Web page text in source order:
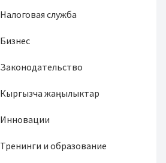
Налоговая служба
Бизнес
Законодательство
Кыргызча жаңылыктар
Инновации
Тренинги и образование